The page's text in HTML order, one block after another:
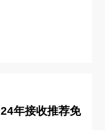
年接收推荐免